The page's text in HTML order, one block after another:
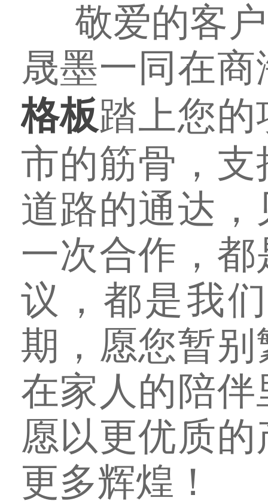
敬爱的客
晟墨一同在
格板踏上您
市的筋骨，
道路的通达
一次合作，
议，都是我
期，愿您暂
在家人的陪
愿以更优质
更多辉煌！